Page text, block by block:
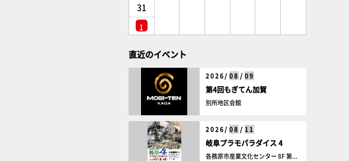
31
1
直近のイベント
2026/ 08 / 09
第4回もぎてん加賀
別所地区会館
2026/ 08 / 11
岐阜プラモパラダイス 4
各務原市産業文化センター 8F 第...